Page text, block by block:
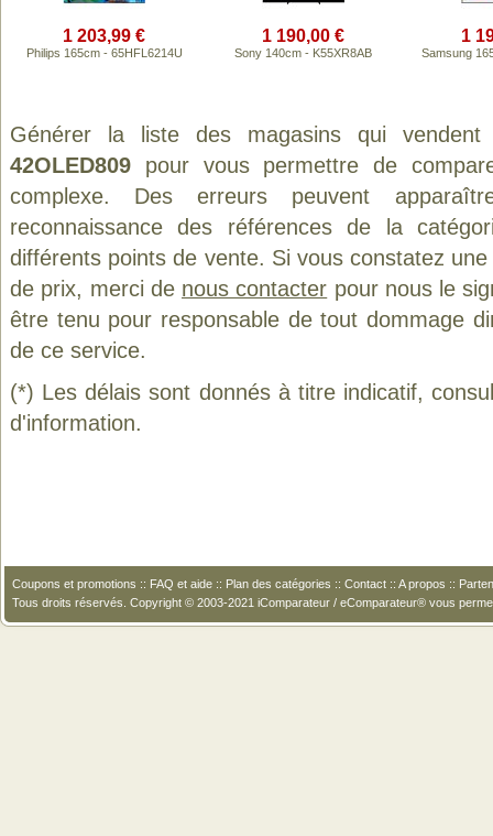
1 203,99 €
Philips 165cm - 65HFL6214U
1 190,00 €
Sony 140cm - K55XR8AB
1
Samsung
Générer la liste des magasins qui
42OLED809 pour vous permettre de
complexe. Des erreurs peuvent
reconnaissance des références de la
différents points de vente. Si vous constatez
de prix, merci de nous contacter pour nous le
être tenu pour responsable de tout dommage
de ce service.
(*) Les délais sont donnés à titre indicatif,
d'information.
Coupons et promotions :: FAQ et aide :: Plan des catégories :: Contact :: A propos ::
Tous droits réservés. Copyright © 2003-2021 iComparateur / eComparateur® vous